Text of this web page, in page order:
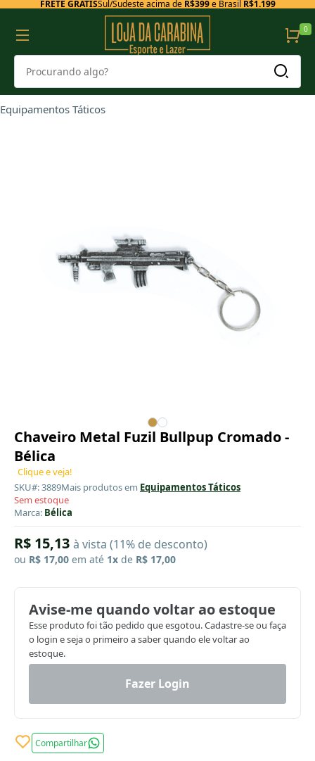
FRETE GRÁTISSul/Sudeste acima de R$399e Brasil R$1.199
0
Equipamentos Táticos
Chaveiro Metal Fuzil Bullpup Cromado -
Bélica
Clique e veja!
SKU#: 3889Mais produtos em Equipamentos Táticos
Sem estoque
Marca: Bélica
R$ 15,13 à vista (11% de desconto)
ou R$ 17,00 em até 1x de R$ 17,00
Avise-me quando voltar ao estoque
Esse produto foi tão pedido que esgotou. Cadastre-se ou faça
o login e seja o primeiro a saber quando ele voltar ao
estoque.
Fazer Login
Compartilhar